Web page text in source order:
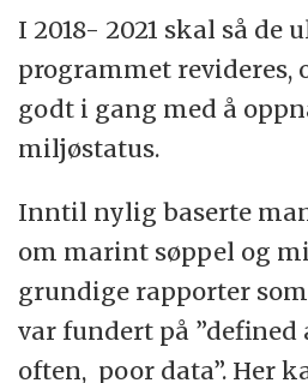
I 2018- 2021 skal så de
programmet revideres,
godt i gang med å
miljøstatus.
Inntil nylig baserte
om marint søppel og
grundige rapporter
var fundert på
often, poor data”. Her